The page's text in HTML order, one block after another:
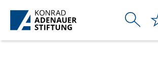
Skip to Main Content